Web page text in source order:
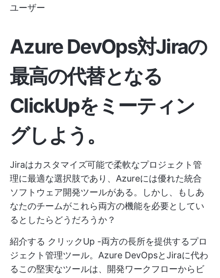
ユーザー
Azure DevOps対Jiraの
最高の代替となる
ClickUpをミーティン
グしよう。
Jiraはカスタマイズ可能で柔軟なプロジェクト管
理に最適な選択肢であり、Azureには優れた統合
ソフトウェア開発ツールがある。しかし、もしあ
なたのチームがこれら両方の機能を必要としてい
るとしたらどうだろうか？
紹介する クリックUp -両方の長所を提供するプロ
ジェクト管理ツール。Azure DevOpsとJiraに代わ
るこの堅実なツールは、開発ワークフローからビ